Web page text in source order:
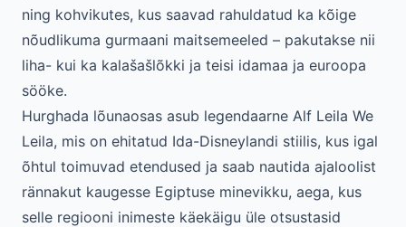
ning kohvikutes, kus saavad rahuldatud ka kõige
nõudlikuma gurmaani maitsemeeled – pakutakse nii
liha- kui ka kalašašlõkki ja teisi idamaa ja euroopa
sööke.
Hurghada lõunaosas asub legendaarne Alf Leila We
Leila, mis on ehitatud Ida-Disneylandi stiilis, kus igal
õhtul toimuvad etendused ja saab nautida ajaloolist
rännakut kaugesse Egiptuse minevikku, aega, kus
selle regiooni inimeste käekäigu üle otsustasid